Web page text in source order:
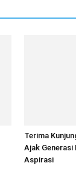
Terima
Ajak Generasi
Aspirasi